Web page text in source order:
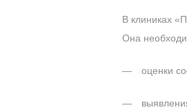
В клиниках
Она
оценки